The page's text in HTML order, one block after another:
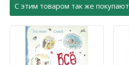
С этим товаром так же покупают